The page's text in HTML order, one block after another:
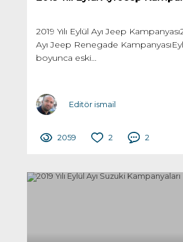
2019 Yılı Eylül Ayı Jeep
Ayı Jeep Renegade
boyunca eski...
Editör ismail
2059 2 2